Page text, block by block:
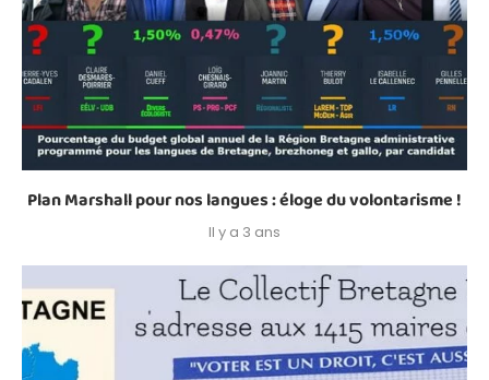
Plan Marshall pour nos langues : éloge du volontarisme !
Il y a 3 ans